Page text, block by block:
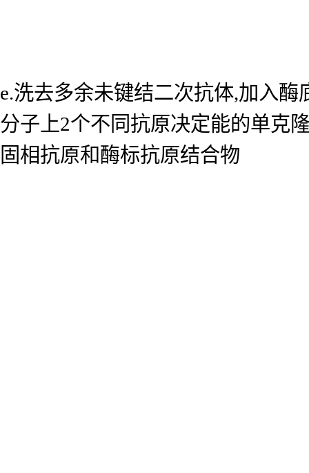
e.洗去多余未键结二次抗体,加入
分子上2个不同抗原决定能的单克
固相抗原和酶标抗原结合物